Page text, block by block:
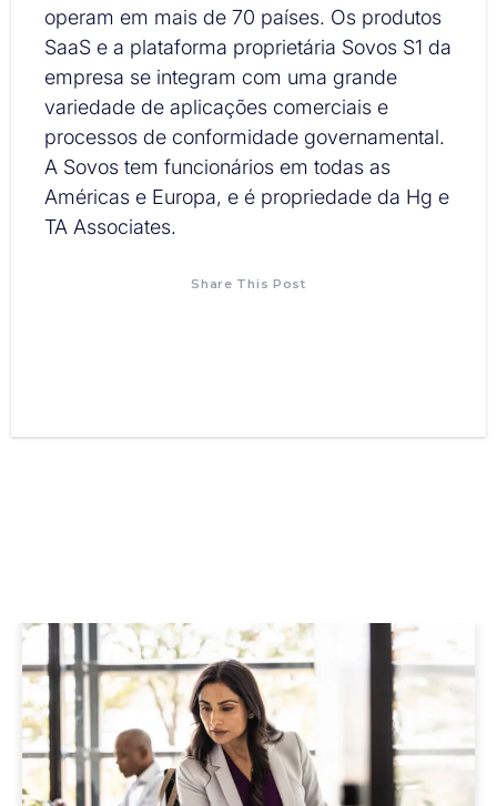
operam em mais de 70 países. Os produtos
SaaS e a plataforma proprietária Sovos S1 da
empresa se integram com uma grande
variedade de aplicações comerciais e
processos de conformidade governamental.
A Sovos tem funcionários em todas as
Américas e Europa, e é propriedade da Hg e
TA Associates.
Share This Post